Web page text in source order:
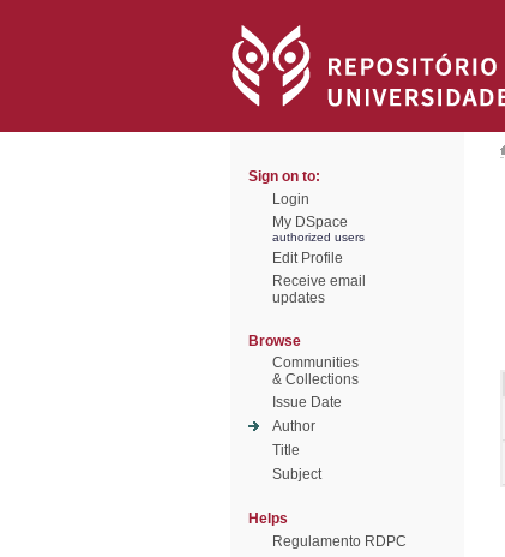
Sign on to:
Login
My DSpace
authorized users
Edit Profile
Receive email
updates
Browse
Communities
& Collections
Issue Date
Author
Title
Subject
Helps
Regulamento RDPC